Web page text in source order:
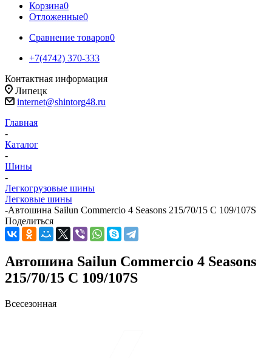
Корзина0
Отложенные0
Сравнение товаров0
+7(4742) 370-333
Контактная информация
Липецк
internet@shintorg48.ru
Главная
-
Каталог
-
Шины
-
Легкогрузовые шины
Легковые шины
-Автошина Sailun Commercio 4 Seasons 215/70/15 C 109/107S
Поделиться
Автошина Sailun Commercio 4 Seasons
215/70/15 C 109/107S
Всесезонная